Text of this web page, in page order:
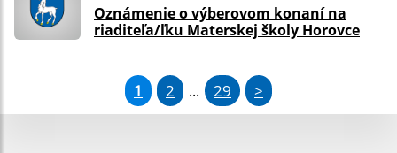
Oznámenie o výberovom konaní na
riaditeľa/ľku Materskej školy Horovce
1 2 ... 29 >